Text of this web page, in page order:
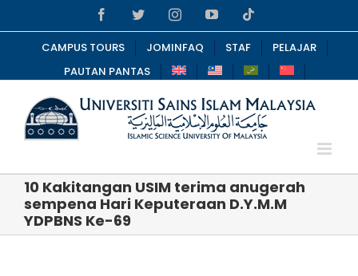
to
content
FacebookTwitterInstagramYouTube
CAMPUS TOURS JOMINFAQ STAF
PELAJAR
PAUTAN PANTAS
10 Kakitangan USIM terima anugerah
sempena Hari Keputeraan D.Y.M.M
YDPBNS Ke-69